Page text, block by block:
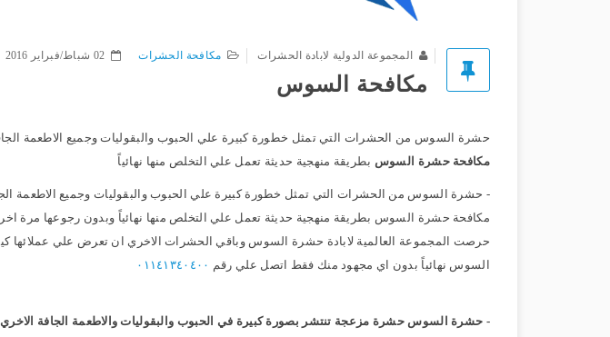
المجموعة الدولية لابادة الحشرات مكافحة الحشرات 02 شباط/فبراير 2016
مكافحة السوس
حشرة السوس من الحشرات التي تمثل خطورة كبيرة علي الحبوب والبقوليات وجميع الاطعمة
مكافحة حشرة السوس بطريقة منهجية حديثة تعمل علي التخلص منها نهائياً
- حشرة السوس من الحشرات التي تمثل خطورة كبيرة علي الحبوب والبقوليات وجميع الاطعمة
مكافحة حشرة السوس بطريقة منهجية حديثة تعمل علي التخلص منها نهائياً وبدون رجوعها مرة
حرصت المجموعة العالمية لابادة حشرة السوس وباقي الحشرات الاخري ان تعرض علي عملائها
السوس نهائياً بدون اي مجهود منك فقط اتصل علي رقم ٠١١٤١٣٤٠٤٠٠
- حشرة السوس حشرة مزعجة تنتشر بصورة كبيرة في الحبوب والبقوليات والاطعمة الجافة الاخري